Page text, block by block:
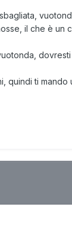
il che è un
quindi ti mando